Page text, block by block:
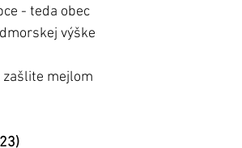
- teda obec
výške
mejlom